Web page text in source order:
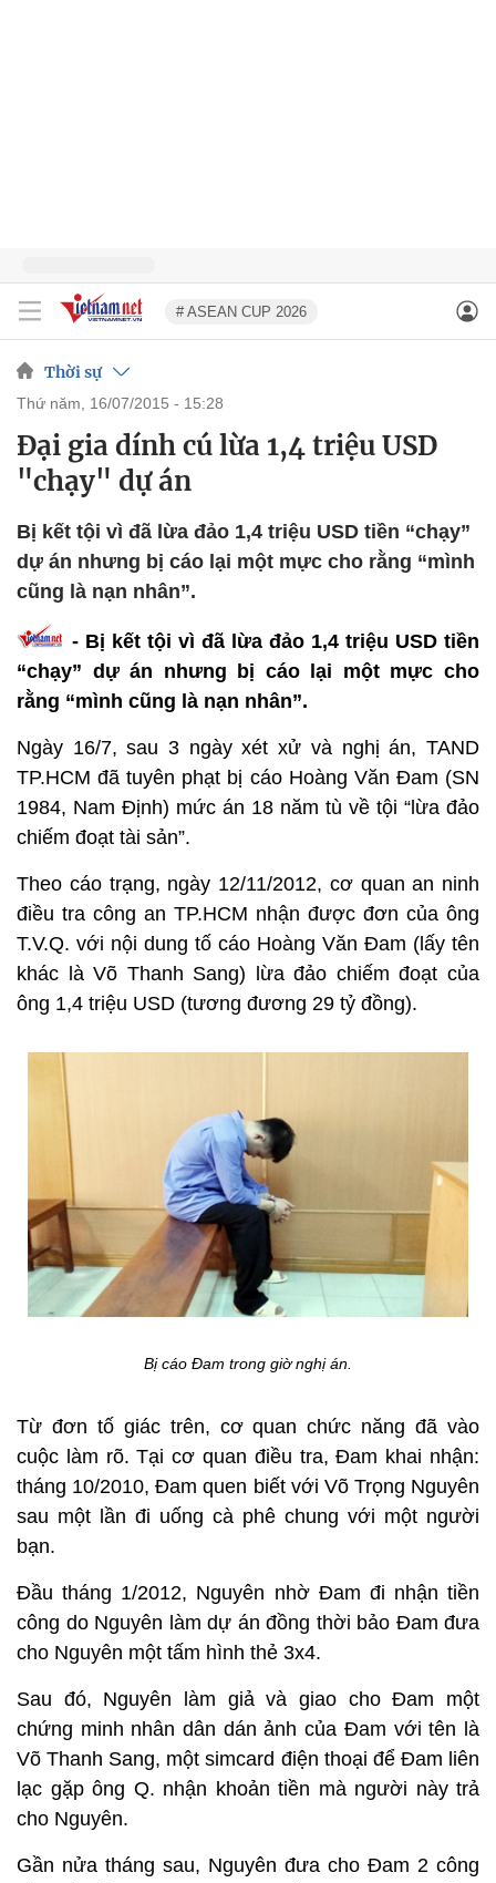
# ASEAN CUP 2026
Thời sự
thứ năm, 16/07/2015 - 15:28
Đại gia dính cú lừa 1,4 triệu USD
"chạy" dự án
Bị kết tội vì đã lừa đảo 1,4 triệu USD tiền “chạy”
dự án nhưng bị cáo lại một mực cho rằng “mình
cũng là nạn nhân”.
- Bị kết tội vì đã lừa đảo 1,4 triệu USD tiền
“chạy” dự án nhưng bị cáo lại một mực cho
rằng “mình cũng là nạn nhân”.
Ngày 16/7, sau 3 ngày xét xử và nghị án, TAND
TP.HCM đã tuyên phạt bị cáo Hoàng Văn Đam (SN
1984, Nam Định) mức án 18 năm tù về tội “lừa đảo
chiếm đoạt tài sản”.
Theo cáo trạng, ngày 12/11/2012, cơ quan an ninh
điều tra công an TP.HCM nhận được đơn của ông
T.V.Q. với nội dung tố cáo Hoàng Văn Đam (lấy tên
khác là Võ Thanh Sang) lừa đảo chiếm đoạt của
ông 1,4 triệu USD (tương đương 29 tỷ đồng).
Bị cáo Đam trong giờ nghị án.
Từ đơn tố giác trên, cơ quan chức năng đã vào
cuộc làm rõ. Tại cơ quan điều tra, Đam khai nhận:
tháng 10/2010, Đam quen biết với Võ Trọng Nguyên
sau một lần đi uống cà phê chung với một người
bạn.
Đầu tháng 1/2012, Nguyên nhờ Đam đi nhận tiền
công do Nguyên làm dự án đồng thời bảo Đam đưa
cho Nguyên một tấm hình thẻ 3x4.
Sau đó, Nguyên làm giả và giao cho Đam một
chứng minh nhân dân dán ảnh của Đam với tên là
Võ Thanh Sang, một simcard điện thoại để Đam liên
lạc gặp ông Q. nhận khoản tiền mà người này trả
cho Nguyên.
Gần nửa tháng sau, Nguyên đưa cho Đam 2 công